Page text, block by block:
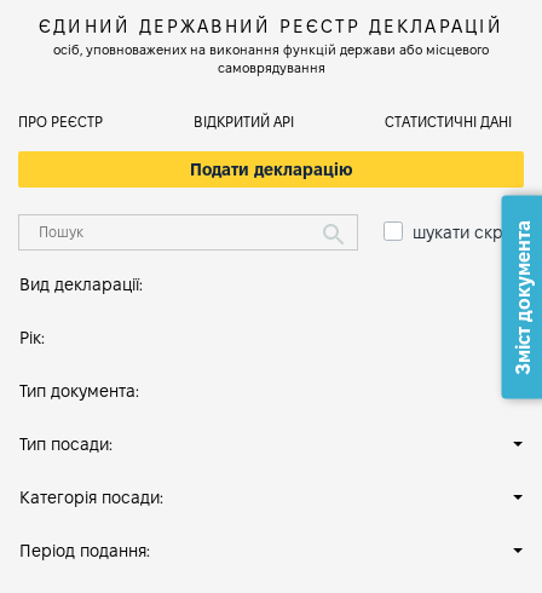
ЄДИНИЙ ДЕРЖАВНИЙ РЕЄСТР ДЕКЛАРАЦІЙ
осіб, уповноважених на виконання функцій держави або місцевого
самоврядування
ПРО РЕЄСТР ВІДКРИТИЙ АРІ СТАТИСТИЧНІ ДАНІ
Подати декларацію
шукати скрізь
Вид декларації:
Рік:
Тип документа:
Тип посади:
Категорія посади:
Період подання:
Зміст документа